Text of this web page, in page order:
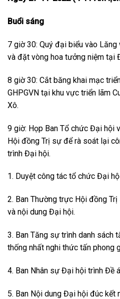
Buổi sáng
7 giờ 30: Quý đại biểu vào
và đặt vòng hoa tưởng niệm tại
8 giờ 30: Cắt băng khai mạc
GHPGVN tại khu vực triển lãm
Xô.
9 giờ: Họp Ban Tổ chức Đại hội
Hội đồng Trị sự để rà soát lại
trình Đại hội.
1. Duyệt công tác tổ chức Đại
2. Ban Thường trực Hội đồng
và nội dung Đại hội.
3. Ban Tăng sự trình danh sách
thống nhất nghi thức tấn phong
4. Ban Nhân sự Đại hội trình Đề
5. Ban Nội dung Đại hội đúc kết